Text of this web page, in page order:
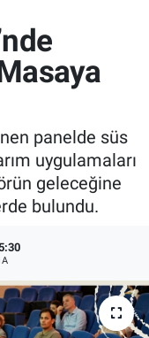
panelde süs
uygulamaları
geleceğine
bulundu.